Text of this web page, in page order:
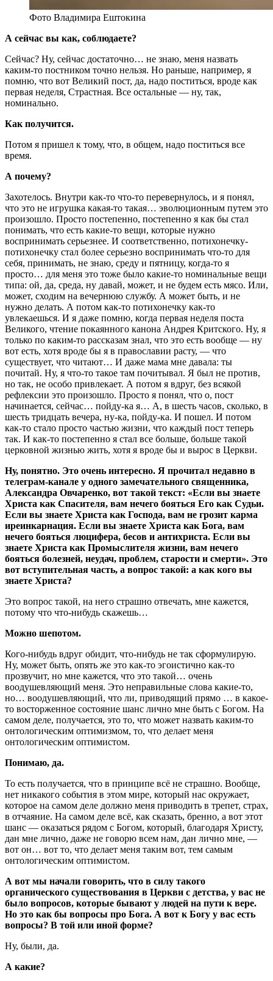
Фото Владимира Ештокина
А сейчас вы как, соблюдаете?
Сейчас? Ну, сейчас достаточно… не знаю, меня назвать
каким-то постником точно нельзя. Но раньше, например, я
помню, что вот Великий пост, да, надо поститься, вроде как
первая неделя, Страстная. Все остальные — ну, так,
номинально.
Как получится.
Потом я пришел к тому, что, в общем, надо поститься все
время.
А почему?
Захотелось. Внутри как-то что-то перевернулось, и я понял,
что это не игрушка какая-то такая… эволюционным путем это
произошло. Просто постепенно, постепенно я как бы стал
понимать, что есть какие-то вещи, которые нужно
воспринимать серьезнее. И соответственно, потихонечку-
потихонечку стал более серьезно воспринимать что-то для
себя, принимать, не знаю, среду и пятницу, когда-то я
просто… для меня это тоже было какие-то номинальные вещи
типа: ой, да, среда, ну давай, может, и не будем есть мясо. Или,
может, сходим на вечернюю службу. А может быть, и не
нужно делать. А потом как-то потихонечку как-то
увлекаешься. И я даже помню, когда первая неделя поста
Великого, чтение покаянного канона Андрея Критского. Ну, я
только по каким-то рассказам знал, что это есть вообще — ну
вот есть, хотя вроде бы я в православии расту, — что
существует, что читают… И даже мама мне давала: ты
почитай. Ну, я что-то такое там почитывал. Я был не против,
но так, не особо привлекает. А потом я вдруг, без всякой
рефлексии это произошло. Просто я понял, что о, пост
начинается, сейчас… пойду-ка я… А, в шесть часов, сколько, в
шесть тридцать вечера, ну-ка, пойду-ка. И пошел. И потом
как-то стало просто частью жизни, что каждый пост теперь
так. И как-то постепенно я стал все больше, больше такой
церковной жизнью жить, хотя я вроде бы и вырос в Церкви.
Ну, понятно. Это очень интересно. Я прочитал недавно в
телеграм-канале у одного замечательного священника,
Александра Овчаренко, вот такой текст: «Если вы знаете
Христа как Спасителя, вам нечего бояться Его как Судьи.
Если вы знаете Христа как Господа, вам не грозит карма
иреинкарнация. Если вы знаете Христа как Бога, вам
нечего бояться люцифера, бесов и антихриста. Если вы
знаете Христа как Промыслителя жизни, вам нечего
бояться болезней, неудач, проблем, старости и смерти». Это
вот вступительная часть, а вопрос такой: а как кого вы
знаете Христа?
Это вопрос такой, на него страшно отвечать, мне кажется,
потому что что-нибудь скажешь…
Можно шепотом.
Кого-нибудь вдруг обидит, что-нибудь не так сформулирую.
Ну, может быть, опять же это как-то эгоистично как-то
прозвучит, но мне кажется, что это такой… очень
воодушевляющий меня. Это неправильные слова какие-то,
но… воодушевляющий, что ли, приводящий прямо … в какое-
то восторженное состояние шанс лично мне быть с Богом. На
самом деле, получается, это то, что может назвать каким-то
онтологическим оптимизмом, то, что делает меня
онтологическим оптимистом.
Понимаю, да.
То есть получается, что в принципе всё не страшно. Вообще,
нет никакого события в этом мире, который нас окружает,
которое на самом деле должно меня приводить в трепет, страх,
в отчаяние. На самом деле всё, как сказать, бренно, а вот этот
шанс — оказаться рядом с Богом, который, благодаря Христу,
дан мне лично, даже не говорю всем нам, дан лично мне, —
вот он… вот то, что делает меня таким вот, тем самым
онтологическим оптимистом.
А вот мы начали говорить, что в силу такого
органического существования в Церкви с детства, у вас не
было вопросов, которые бывают у людей на пути к вере.
Но это как бы вопросы про Бога. А вот к Богу у вас есть
вопросы? В той или иной форме?
Ну, были, да.
А какие?